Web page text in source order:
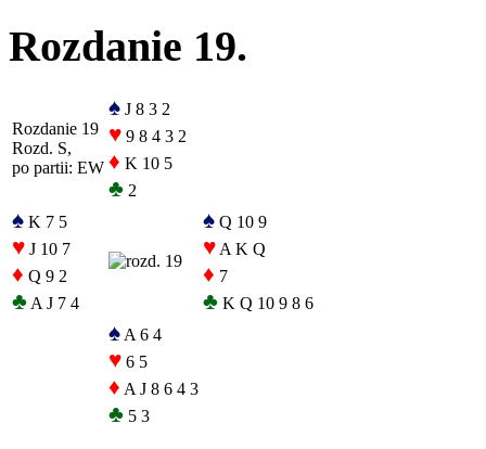
Rozdanie 19.
Rozdanie 19
Rozd. S,
po partii: EW
♠ J 8 3 2
♥ 9 8 4 3 2
♦ K 10 5
♣ 2
♠ K 7 5
♥ J 10 7
♦ Q 9 2
♣ A J 7 4
♠ Q 10 9
♥ A K Q
♦ 7
♣ K Q 10 9 8 6
♠ A 6 4
♥ 6 5
♦ A J 8 6 4 3
♣ 5 3